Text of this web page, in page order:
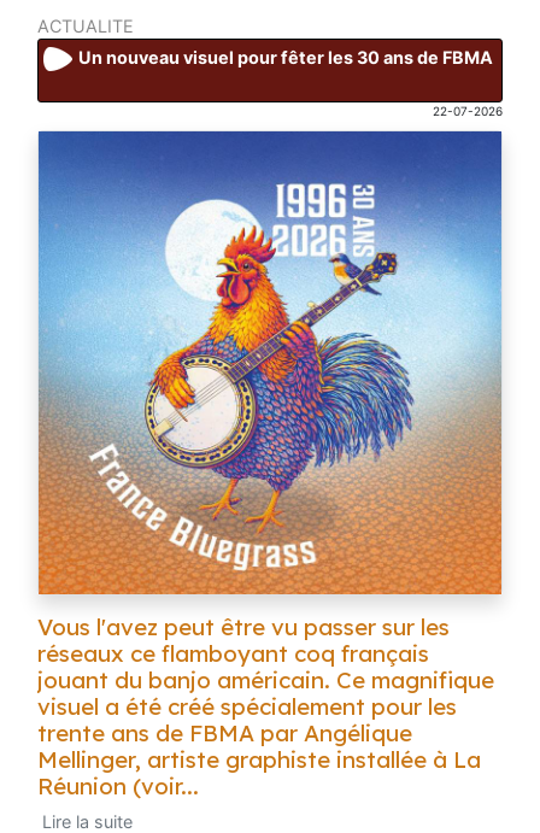
ACTUALITE
Un nouveau visuel pour fêter les 30 ans de FBMA
22-07-2026
Vous l'avez peut être vu passer sur les
réseaux ce flamboyant coq français
jouant du banjo américain. Ce magnifique
visuel a été créé spécialement pour les
trente ans de FBMA par Angélique
Mellinger, artiste graphiste installée à La
Réunion (voir...
Lire la suite